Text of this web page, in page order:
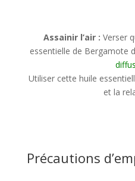
Assainir l’air :Verser
essentielle de Bergamote
Utiliser cette huile
et la
Précautions